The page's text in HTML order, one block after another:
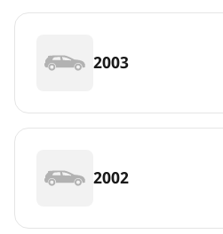
2003
2002